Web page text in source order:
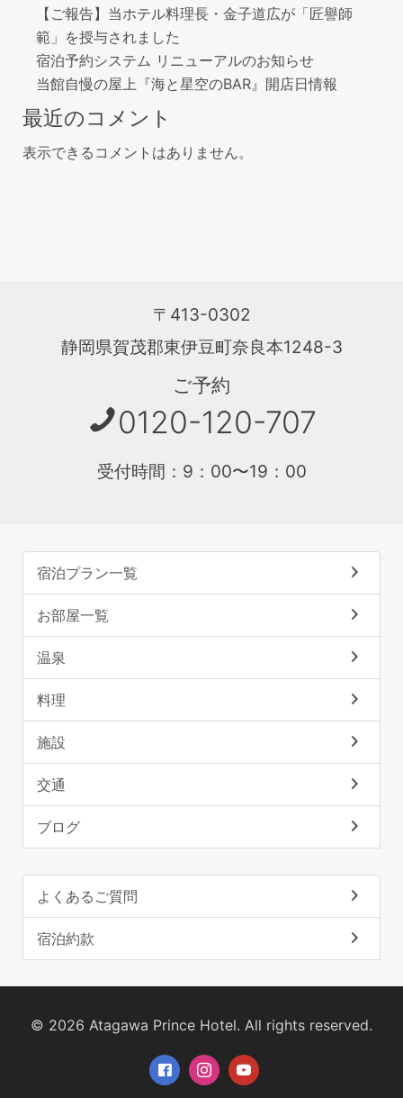
【ご報告】当ホテル料理長・金子道広が「匠譽師
範」を授与されました
宿泊予約システム リニューアルのお知らせ
当館自慢の屋上『海と星空のBAR』開店日情報
最近のコメント
表示できるコメントはありません。
〒413-0302
静岡県賀茂郡東伊豆町奈良本1248-3
ご予約
0120-120-707
受付時間：9：00〜19：00
宿泊プラン一覧
お部屋一覧
温泉
料理
施設
交通
ブログ
よくあるご質問
宿泊約款
© 2026 Atagawa Prince Hotel. All rights reserved.